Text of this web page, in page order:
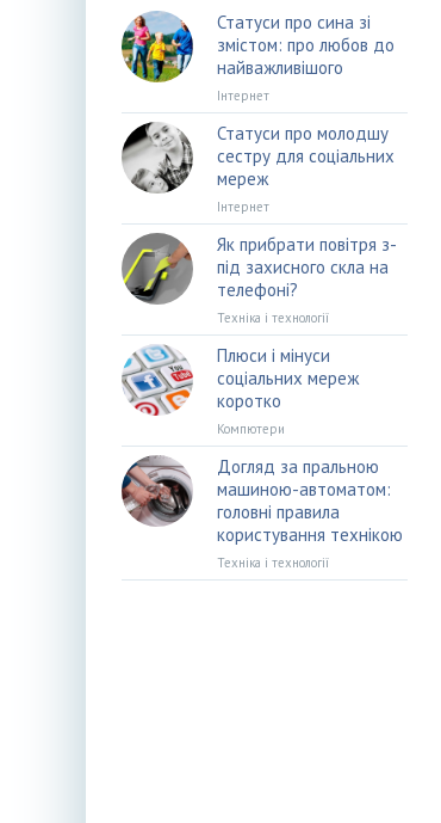
Статуси про сина зі
змістом: про любов до
найважливішого
Інтернет
Статуси про молодшу
сестру для соціальних
мереж
Інтернет
Як прибрати повітря з-
під захисного скла на
телефоні?
Техніка і технології
Плюси і мінуси
соціальних мереж
коротко
Компютери
Догляд за пральною
машиною-автоматом:
головні правила
користування технікою
Техніка і технології